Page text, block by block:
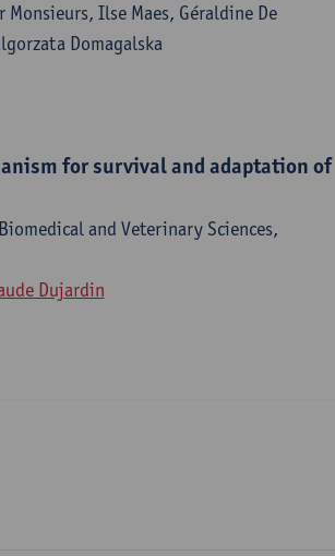
Ilse Maes, Géraldine De
Domagalska
for survival and adaptation of
and Veterinary Sciences,
Dujardin